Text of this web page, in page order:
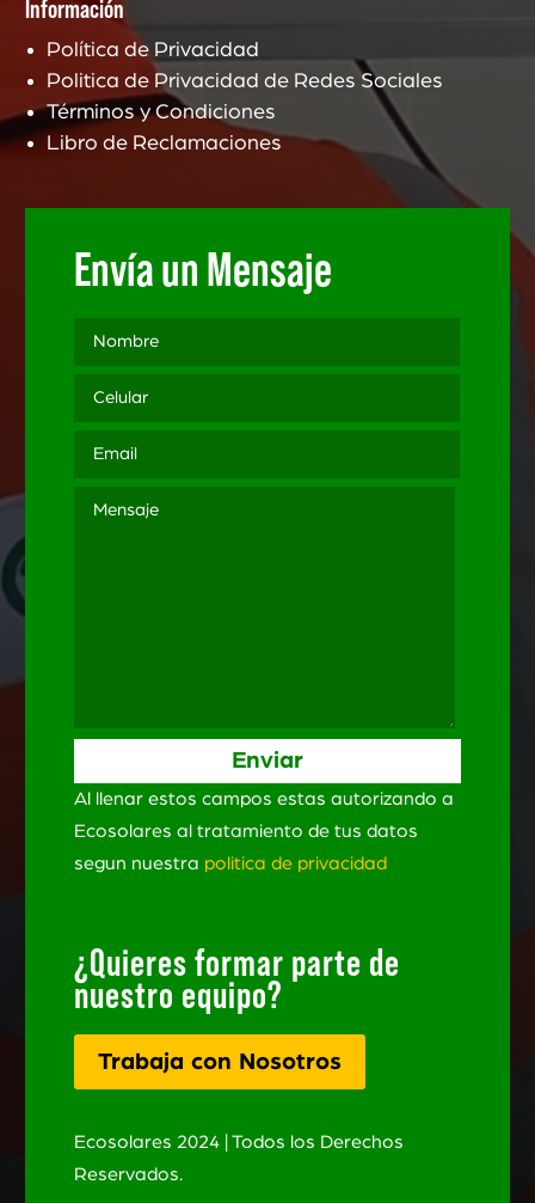
Información
Política de Privacidad
Politica de Privacidad de Redes Sociales
Términos y Condiciones
Libro de Reclamaciones
Envía un Mensaje
Al llenar estos campos estas autorizando a
Ecosolares al tratamiento de tus datos
segun nuestra politica de privacidad
¿Quieres formar parte de
nuestro equipo?
Trabaja con Nosotros
Ecosolares 2024 | Todos los Derechos
Reservados.